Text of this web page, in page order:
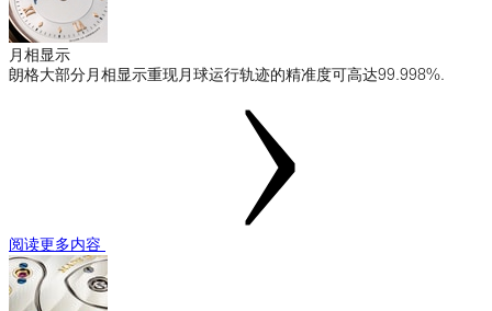
月相显示
朗格大部分月相显示重现月球运行轨迹的精准度可高达99.998%.
阅读更多内容